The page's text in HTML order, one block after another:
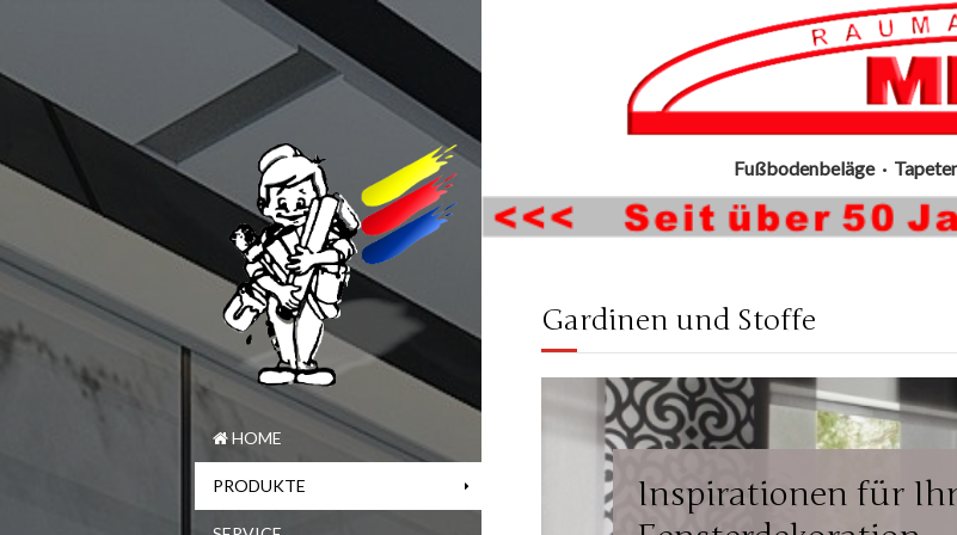
HOME
PRODUKTE
Fußbodenbeläge ·
Gardinen und Stoffe
Inspirationen für
Transparent,
Wir führen für Sie:
Unser Service